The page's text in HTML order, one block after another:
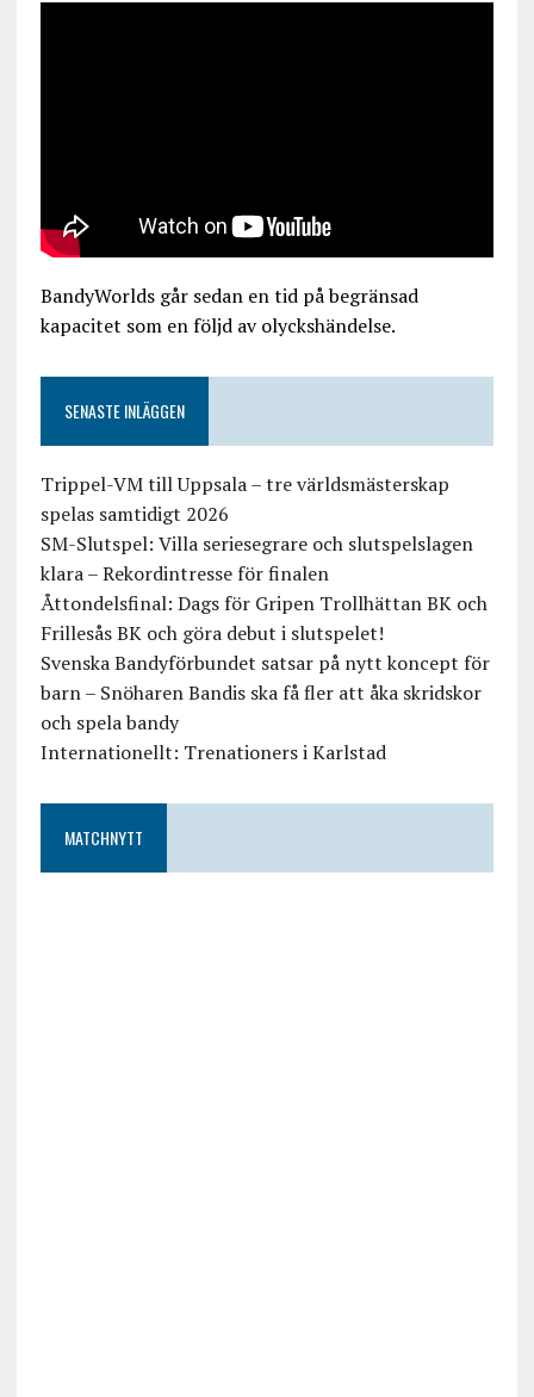
BandyWorlds går sedan en tid på begränsad
kapacitet som en följd av olyckshändelse.
SENASTE INLÄGGEN
Trippel-VM till Uppsala – tre världsmästerskap
spelas samtidigt 2026
SM-Slutspel: Villa seriesegrare och slutspelslagen
klara – Rekordintresse för finalen
Åttondelsfinal: Dags för Gripen Trollhättan BK och
Frillesås BK och göra debut i slutspelet!
Svenska Bandyförbundet satsar på nytt koncept för
barn – Snöharen Bandis ska få fler att åka skridskor
och spela bandy
Internationellt: Trenationers i Karlstad
MATCHNYTT